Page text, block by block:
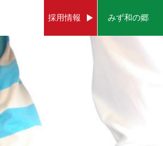
採用情報 みず和の郷